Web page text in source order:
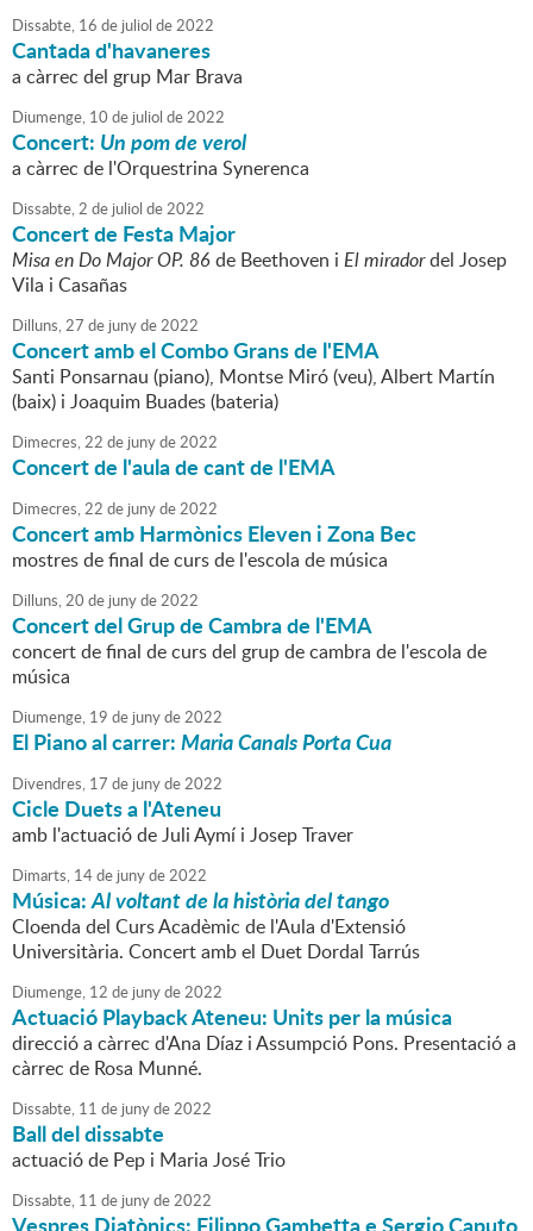
Dissabte, 16 de juliol de2022
Cantada d'havaneres
a càrrec del grup Mar Brava
Diumenge, 10 de juliol de2022
Concert: Un pom de verol
a càrrec de l'Orquestrina Synerenca
Dissabte,2 de juliol de2022
Concert de Festa Major
Misa en Do Major OP. 86 de Beethoven i El miradordel Josep
Vila i Casañas
Dilluns,27 de junyde2022
Concert amb el Combo Grans de l'EMA
Santi Ponsarnau (piano), Montse Miró (veu), Albert Martín
(baix) i Joaquim Buades (bateria)
Dimecres,22 de junyde2022
Concert de l'aula de cant de l'EMA
Dimecres,22 de junyde2022
Concert amb Harmònics Eleven i Zona Bec
mostres de final de curs de l'escola de música
Dilluns,20 de junyde2022
Concert del Grup de Cambra de l'EMA
concert de final de curs del grup de cambra de l'escola de
música
Diumenge, 19 de junyde2022
El Piano al carrer:Maria Canals Porta Cua
Divendres, 17 de junyde2022
Cicle Duets a l'Ateneu
amb l'actuació de Juli Aymí i Josep Traver
Dimarts, 14de junyde2022
Música:Al voltant de la història del tango
Cloenda del Curs Acadèmic de l'Aula d'Extensió
Universitària. Concert amb el Duet Dordal Tarrús
Diumenge, 12 de junyde2022
Actuació Playback Ateneu: Units per la música
direcció a càrrec d'Ana Díaz i Assumpció Pons. Presentació a
càrrec de Rosa Munné.
Dissabte, 11 de junyde2022
Ball del dissabte
actuació de Pep i Maria José Trio
Dissabte, 11 de junyde2022